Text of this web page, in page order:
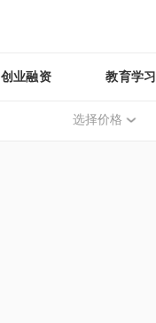
创业融资 教育学习
选择价格